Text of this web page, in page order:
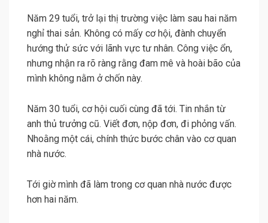
Năm 29 tuổi, trở lại thị trường việc làm sau hai năm
nghỉ thai sản. Không có mấy cơ hội, đành chuyển
hướng thử sức với lãnh vực tư nhân. Công việc ổn,
nhưng nhận ra rõ ràng rằng đam mê và hoài bão của
mình không nằm ở chốn này.
Năm 30 tuổi, cơ hội cuối cùng đã tới. Tin nhắn từ
anh thủ trưởng cũ. Viết đơn, nộp đơn, đi phỏng vấn.
Nhoằng một cái, chính thức bước chân vào cơ quan
nhà nước.
Tới giờ mình đã làm trong cơ quan nhà nước được
hơn hai năm.